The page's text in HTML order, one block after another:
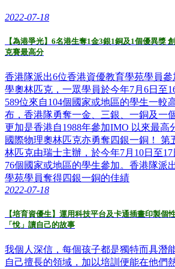
2022-07-18
【為港爭光】6名港生奪1金3銀1銅及1個優異獎
克賽最高分
香港隊派出6位香港資優教育學苑學員
學奧林匹克，一眾學員於今年7月6日至
589位來自104個國家或地區的學生一較
布，香港隊勇奪一金、三銀、一銅及一
更加是香港自1988年參加IMO 以來最高
國際物理奧林匹克亦勇奪四銀一銅！ 第
林匹克由瑞士主辦，於今年7月10日至
76個國家或地區的學生參加。香港隊派
學苑學員奪得四銀一銅的佳績
2022-07-18
【培育資優生】運用科技平台及卡通插畫印製
「悅」讀自己的故事
我個人深信，每個孩子都是獨特而具潛
自己擅長的領域，加以培訓便能在他們